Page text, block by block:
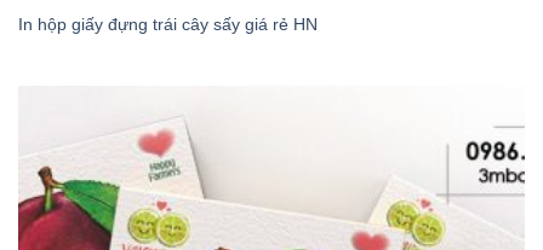
In hộp giấy đựng trái cây sấy giá rẻ HN